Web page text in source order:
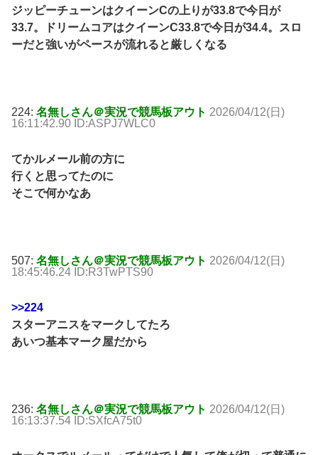
ジッピーチューンはクイーンCの上りが33.8で今日が
33.7。ドリームコアはクイーンC33.8で今日が34.4。スロ
ーだと強いがペースが流れると厳しくなる
224: 名無しさん＠実況で競馬板アウト 2026/04/12(日)
16:11:42.90 ID:ASPJ7WLC0
てかルメール前の方に
行くと思ってたのに
そこで何かなあ
507: 名無しさん＠実況で競馬板アウト 2026/04/12(日)
18:45:46.24 ID:R3TwPTS90
>>224
スターアニスをマークしてたろ
あいつ基本マーク屋だから
236: 名無しさん＠実況で競馬板アウト 2026/04/12(日)
16:13:37.54 ID:SXfcA75t0